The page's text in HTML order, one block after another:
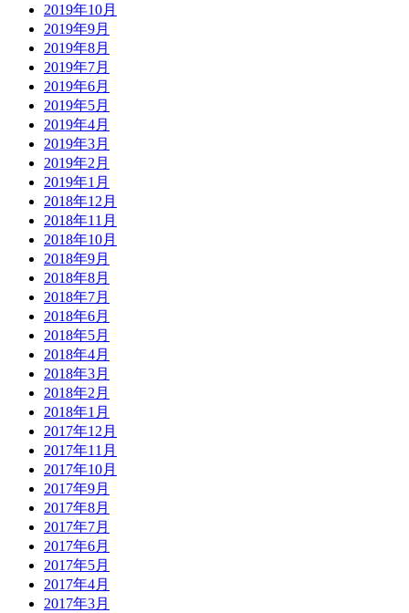
2019年10月
2019年9月
2019年8月
2019年7月
2019年6月
2019年5月
2019年4月
2019年3月
2019年2月
2019年1月
2018年12月
2018年11月
2018年10月
2018年9月
2018年8月
2018年7月
2018年6月
2018年5月
2018年4月
2018年3月
2018年2月
2018年1月
2017年12月
2017年11月
2017年10月
2017年9月
2017年8月
2017年7月
2017年6月
2017年5月
2017年4月
2017年3月